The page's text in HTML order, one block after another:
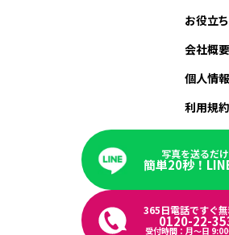
お役立
会社概要
個人情
利用規約
写真を送るだけ
簡単20秒！
365日電話ですぐ
0120-22-
受付時間：月〜日